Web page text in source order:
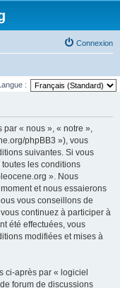
Connexion
:
par « nous », « notre »,
phpBB3 »), vous
suivantes. Si vous
toutes les conditions
». Nous
et nous essaierons
vous conseillons de
continuez à participer à
été effectuées, vous
modifiées et mises à
ci-après par « logiciel
forum de discussions